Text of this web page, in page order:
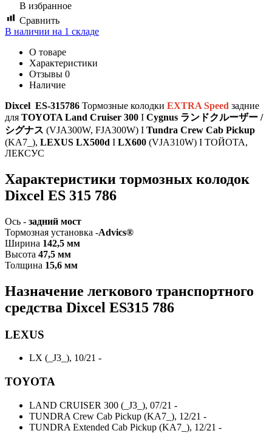
В избранное
Сравнить
В наличии на 1 складе
О товаре
Характеристики
Отзывы 0
Наличие
Dixcel ES-315786 Тормозные колодки EXTRA Speed задние
для TOYOTA Land Cruiser 300 I Cygnus ランドクルーザー /
シグナス (VJA300W, FJA300W) I Tundra Crew Cab Pickup
(KA7_), LEXUS LX500d I LX600 (VJA310W) I ТОЙОТА,
ЛЕКСУС
Характеристики тормозных колодок
Dixcel ES 315 786
Ось - задний мост
Тормозная установка -Advics®
Ширина 142,5 мм
Высота 47,5 мм
Толщина 15,6 мм
Назначение легкового транспортного
средства Dixcel ES315 786
LEXUS
LX (_J3_), 10/21 -
TOYOTA
LAND CRUISER 300 (_J3_), 07/21 -
TUNDRA Crew Cab Pickup (KA7_), 12/21 -
TUNDRA Extended Cab Pickup (KA7_), 12/21 -